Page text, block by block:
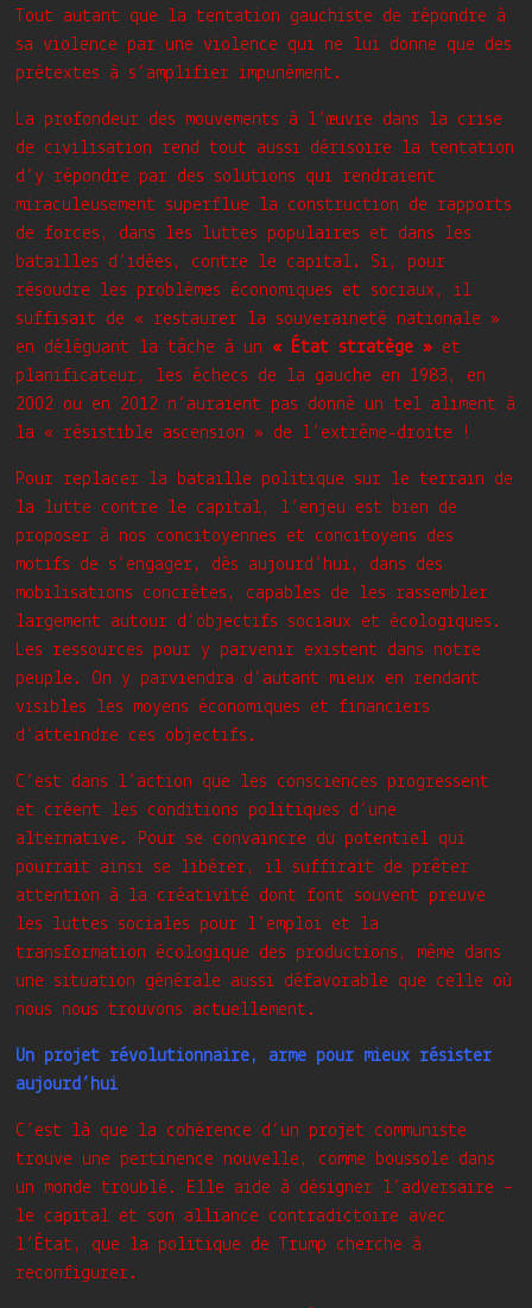
Tout autant que la tentation gauchiste de répondre à
sa violence par une violence qui ne lui donne que des
prétextes à s’amplifier impunément.
La profondeur des mouvements à l’œuvre dans la crise
de civilisation rend tout aussi dérisoire la tentation
d’y répondre par des solutions qui rendraient
miraculeusement superflue la construction de rapports
de forces, dans les luttes populaires et dans les
batailles d’idées, contre le capital. Si, pour
résoudre les problèmes économiques et sociaux, il
suffisait de « restaurer la souveraineté nationale »
en déléguant la tâche à un « État stratège » et
planificateur, les échecs de la gauche en 1983, en
2002 ou en 2012 n’auraient pas donné un tel aliment à
la « résistible ascension » de l’extrême-droite !
Pour replacer la bataille politique sur le terrain de
la lutte contre le capital, l’enjeu est bien de
proposer à nos concitoyennes et concitoyens des
motifs de s’engager, dès aujourd’hui, dans des
mobilisations concrètes, capables de les rassembler
largement autour d’objectifs sociaux et écologiques.
Les ressources pour y parvenir existent dans notre
peuple. On y parviendra d’autant mieux en rendant
visibles les moyens économiques et financiers
d’atteindre ces objectifs.
C’est dans l’action que les consciences progressent
et créent les conditions politiques d’une
alternative. Pour se convaincre du potentiel qui
pourrait ainsi se libérer, il suffirait de prêter
attention à la créativité dont font souvent preuve
les luttes sociales pour l’emploi et la
transformation écologique des productions, même dans
une situation générale aussi défavorable que celle où
nous nous trouvons actuellement.
Un projet révolutionnaire, arme pour mieux résister
aujourd’hui
C’est là que la cohérence d’un projet communiste
trouve une pertinence nouvelle, comme boussole dans
un monde troublé. Elle aide à désigner l’adversaire –
le capital et son alliance contradictoire avec
l’État, que la politique de Trump cherche à
reconfigurer.